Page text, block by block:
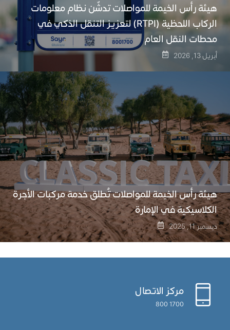
هيئة رأس الخيمة للمواصلات تدشّن نظام معلومات
الركاب اللحظية (RTPI) لتعزيز التنقل الذكي في
محطات النقل العام
أبريل 13, 2026
هيئة رأس الخيمة للمواصلات تُطلق خدمة مركبات الأجرة
الكلاسيكية في الإمارة
ديسمبر 11, 2025
مركز الاتصال
1700 800